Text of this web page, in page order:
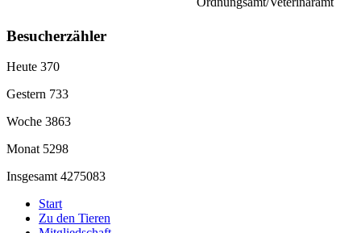
Besucherzähler
Heute 370
Gestern 733
Woche 3863
Monat 5298
Insgesamt4275083
Start
Zu den Tieren